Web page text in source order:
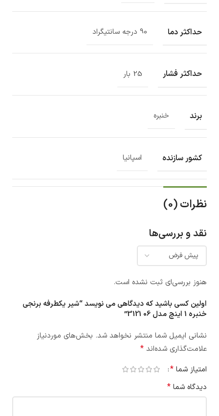
حداکثر دما 90 درجه سانتیگراد
حداکثر فشار 25 بار
برند خنبره
کشور سازنده اسپانیا
نظرات (0)
نقد و بررسی‌ها
هنوز بررسی‌ای ثبت نشده است.
اولین کسی باشید که دیدگاهی می نویسد “شیر یکطرفه برنجی
خنبره 1 اینچ مدل 06 3121”
نشانی ایمیل شما منتشر نخواهد شد. بخش‌های موردنیاز
علامت‌گذاری شده‌اند *
امتیاز شما *
دیدگاه شما *